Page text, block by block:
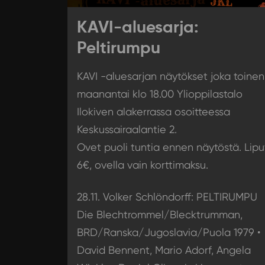
KAVI-aluesarja:
Peltirumpu
KAVI -aluesarjan näytökset joka toinen
maanantai klo 18.00 Ylioppilastalo
Ilokiven alakerrassa osoitteessa
Keskussairaalantie 2.
Ovet puoli tuntia ennen näytöstä.
6€, ovella vain korttimaksu.
28.11. Volker Schlöndorff: PELTIRUMPU
Die Blechtrommel/Blecktrumman,
BRD/Ranska/Jugoslavia/Puola 1979 •
David Bennent, Mario Adorf, Angela